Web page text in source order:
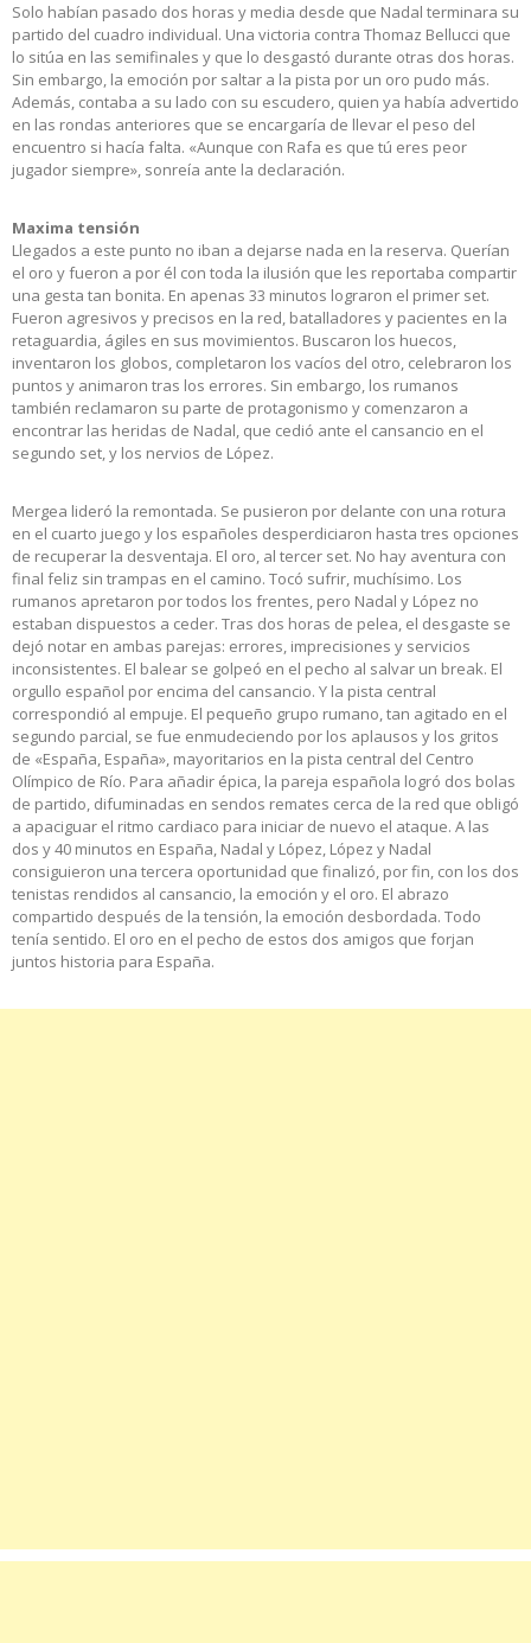
Solo habían pasado dos horas y media desde que Nadal terminara su
partido del cuadro individual. Una victoria contra Thomaz Bellucci que
lo sitúa en las semifinales y que lo desgastó durante otras dos horas.
Sin embargo, la emoción por saltar a la pista por un oro pudo más.
Además, contaba a su lado con su escudero, quien ya había advertido
en las rondas anteriores que se encargaría de llevar el peso del
encuentro si hacía falta. «Aunque con Rafa es que tú eres peor
jugador siempre», sonreía ante la declaración.
Maxima tensión
Llegados a este punto no iban a dejarse nada en la reserva. Querían
el oro y fueron a por él con toda la ilusión que les reportaba compartir
una gesta tan bonita. En apenas 33 minutos lograron el primer set.
Fueron agresivos y precisos en la red, batalladores y pacientes en la
retaguardia, ágiles en sus movimientos. Buscaron los huecos,
inventaron los globos, completaron los vacíos del otro, celebraron los
puntos y animaron tras los errores. Sin embargo, los rumanos
también reclamaron su parte de protagonismo y comenzaron a
encontrar las heridas de Nadal, que cedió ante el cansancio en el
segundo set, y los nervios de López.
Mergea lideró la remontada. Se pusieron por delante con una rotura
en el cuarto juego y los españoles desperdiciaron hasta tres opciones
de recuperar la desventaja. El oro, al tercer set. No hay aventura con
final feliz sin trampas en el camino. Tocó sufrir, muchísimo. Los
rumanos apretaron por todos los frentes, pero Nadal y López no
estaban dispuestos a ceder. Tras dos horas de pelea, el desgaste se
dejó notar en ambas parejas: errores, imprecisiones y servicios
inconsistentes. El balear se golpeó en el pecho al salvar un break. El
orgullo español por encima del cansancio. Y la pista central
correspondió al empuje. El pequeño grupo rumano, tan agitado en el
segundo parcial, se fue enmudeciendo por los aplausos y los gritos
de «España, España», mayoritarios en la pista central del Centro
Olímpico de Río. Para añadir épica, la pareja española logró dos bolas
de partido, difuminadas en sendos remates cerca de la red que obligó
a apaciguar el ritmo cardiaco para iniciar de nuevo el ataque. A las
dos y 40 minutos en España, Nadal y López, López y Nadal
consiguieron una tercera oportunidad que finalizó, por fin, con los dos
tenistas rendidos al cansancio, la emoción y el oro. El abrazo
compartido después de la tensión, la emoción desbordada. Todo
tenía sentido. El oro en el pecho de estos dos amigos que forjan
juntos historia para España.